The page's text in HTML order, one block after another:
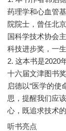
药理学和心血管
院院士，曾任北
国科学技术协会
科技进步奖，一
2. 这本书是2020
十六届文津图书
启德以“医学的使
思，提醒我们应
听书亮点